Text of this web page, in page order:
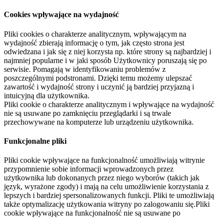
Cookies wpływające na wydajność
Pliki cookies o charakterze analitycznym, wpływającym na
wydajność zbierają informację o tym, jak często strona jest
odwiedzana i jak się z niej korzysta np. które strony są najbardziej i
najmniej popularne i w jaki sposób Użytkownicy poruszają się po
serwisie. Pomagają w identyfikowaniu problemów z
poszczególnymi podstronami. Dzięki temu możemy ulepszać
zawartość i wydajność strony i uczynić ją bardziej przyjazną i
intuicyjną dla użytkownika.
Pliki cookie o charakterze analitycznym i wpływające na wydajność
nie są usuwane po zamknięciu przeglądarki i są trwale
przechowywane na komputerze lub urządzeniu użytkownika.
Funkcjonalne pliki
Pliki cookie wpływające na funkcjonalność umożliwiają witrynie
przypomnienie sobie informacji wprowadzonych przez
użytkownika lub dokonanych przez niego wyborów (takich jak
język, wyrażone zgody) i mają na celu umożliwienie korzystania z
lepszych i bardziej spersonalizowanych funkcji. Pliki te umożliwiają
także optymalizację użytkowania witryny po zalogowaniu się.Pliki
cookie wpływające na funkcjonalność nie są usuwane po